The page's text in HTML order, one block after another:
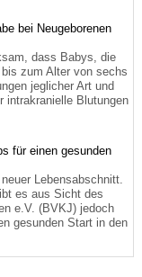
bei Neugeborenen
dass Babys, die
zum Alter von sechs
jeglicher Art und
intrakranielle Blutungen
für einen gesunden
Lebensabschnitt.
es aus Sicht des
e.V. (BVKJ) jedoch
gesunden Start in den